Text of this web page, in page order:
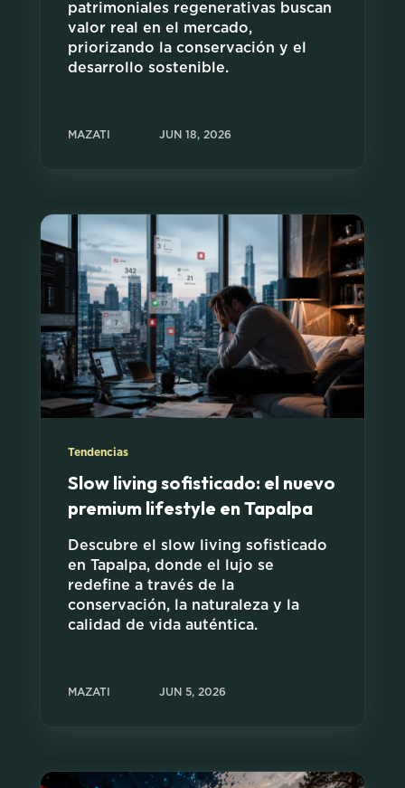
patrimoniales regenerativas buscan
valor real en el mercado,
priorizando la conservación y el
desarrollo sostenible.
MAZATI JUN 18, 2026
Tendencias
Slow living sofisticado: el nuevo
premium lifestyle en Tapalpa
Descubre el slow living sofisticado
en Tapalpa, donde el lujo se
redefine a través de la
conservación, la naturaleza y la
calidad de vida auténtica.
MAZATI JUN 5, 2026